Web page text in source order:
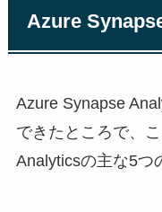
Azure
Azure Synapse
できたところで、
Analyticsの主な5つ